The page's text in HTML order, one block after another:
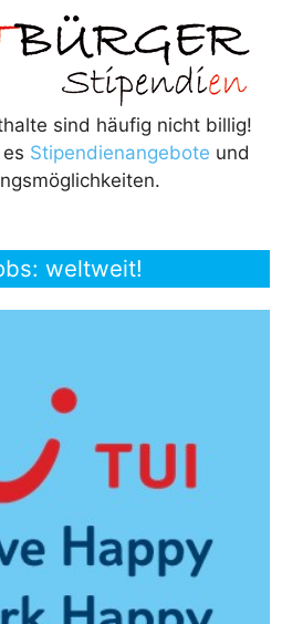
sind häufig nicht billig!
Stipendienangebote und
weltweit!